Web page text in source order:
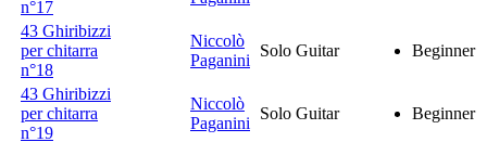
n°17
43 Ghiribizzi
per chitarra
n°18
Niccolò
Paganini
Solo Guitar Beginner
43 Ghiribizzi
per chitarra
n°19
Niccolò
Paganini
Solo Guitar Beginner